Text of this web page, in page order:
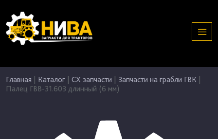
Главная Каталог СХ запчасти Запчасти на грабли ГВК
Палец ГВВ-31.603 длинный (6 мм)